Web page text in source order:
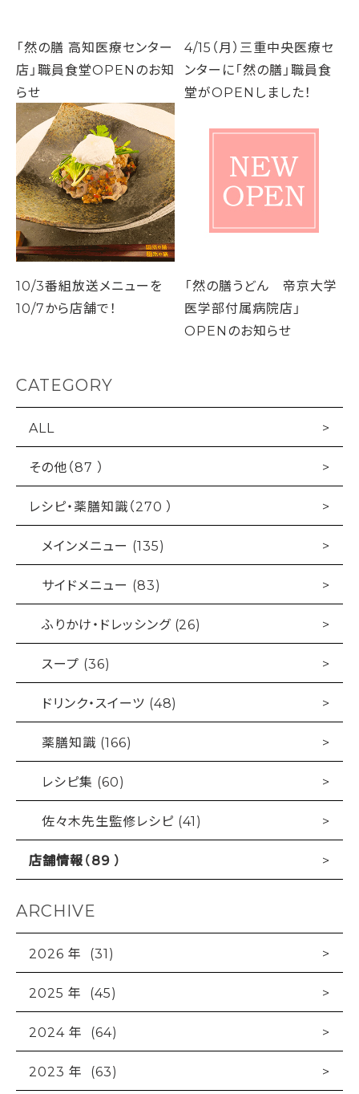
「然の膳 高知医療センター
店」職員食堂OPENのお知
らせ
4/15（月）三重中央医療セ
ンターに「然の膳」職員食
堂がOPENしました！
10/3番組放送メニューを
10/7から店舗で！
「然の膳うどん 帝京大学
医学部付属病院店」
OPENのお知らせ
CATEGORY
ALL
その他（87 ）
レシピ・薬膳知識（270 ）
メインメニュー (135)
サイドメニュー (83)
ふりかけ・ドレッシング (26)
スープ (36)
ドリンク・スイーツ (48)
薬膳知識 (166)
レシピ集 (60)
佐々木先生監修レシピ (41)
店舗情報（89 ）
ARCHIVE
2026 年 (31)
2025 年 (45)
2024 年 (64)
2023 年 (63)